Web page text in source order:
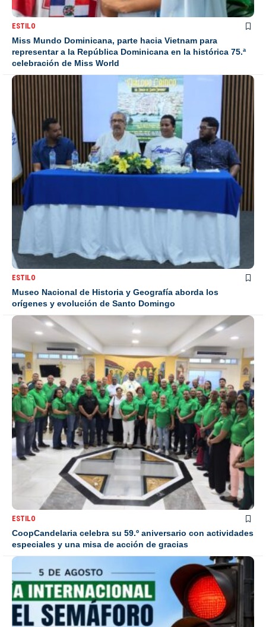
ESTILO
Miss Mundo Dominicana, parte hacia Vietnam para
representar a la República Dominicana en la histórica 75.ª
celebración de Miss World
ESTILO
Museo Nacional de Historia y Geografía aborda los
orígenes y evolución de Santo Domingo
ESTILO
CoopCandelaria celebra su 59.º aniversario con actividades
especiales y una misa de acción de gracias